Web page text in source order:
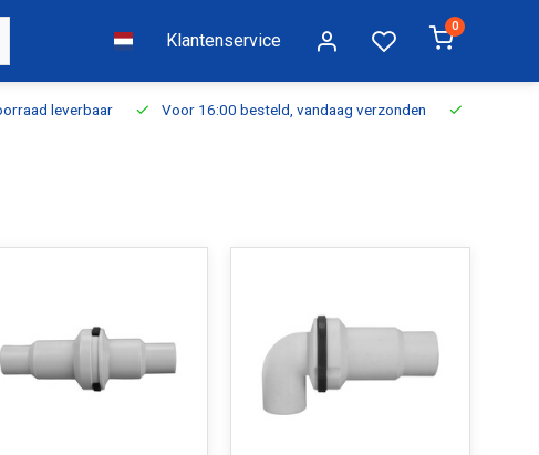
Klantenservice
0
leverbaar Voor 16:00 besteld, vandaag verzonden Gratis